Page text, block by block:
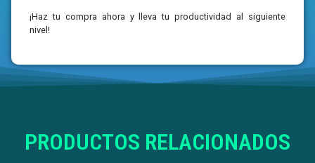
¡Haz tu compra ahora y lleva tu productividad al siguiente
nivel!
PRODUCTOS RELACIONADOS